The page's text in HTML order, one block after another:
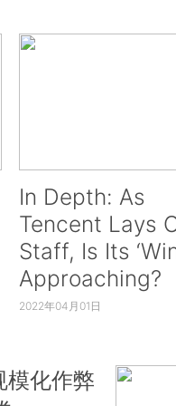
In Depth: As
Tencent Lays
Staff, Is Its
Approaching?
2022年04月01日
模化作弊